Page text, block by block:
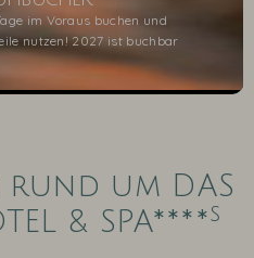
im Voraus buchen und
nutzen! 2027 ist buchbar
um DAS
& SPA****s